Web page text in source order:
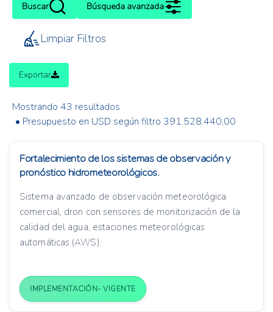
Buscar Búsqueda avanzada
Limpiar Filtros
Exportar
Mostrando 43 resultados
• Presupuesto en USD según filtro 391.528.440,00
Fortalecimiento de los sistemas de observación y
pronóstico hidrometeorológicos.
Sistema avanzado de observación meteorológica
comercial, dron con sensores de monitorización de la
calidad del agua, estaciones meteorológicas
automáticas (AWS).
IMPLEMENTACIÓN- VIGENTE